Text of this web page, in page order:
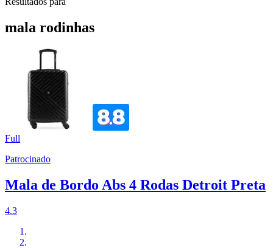
mala rodinhas
Full
Patrocinado
Mala de Bordo Abs 4 Rodas Detroit Preta
4.3